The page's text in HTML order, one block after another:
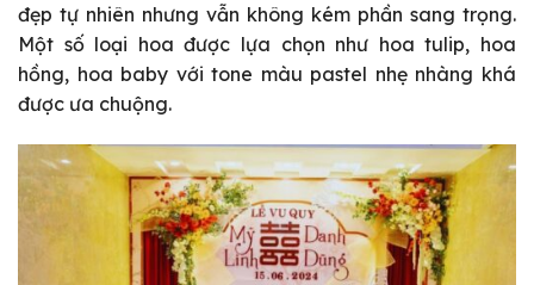
đẹp tự nhiên nhưng vẫn không kém phần sang trọng.
Một số loại hoa được lựa chọn như hoa tulip, hoa
hồng, hoa baby với tone màu pastel nhẹ nhàng khá
được ưa chuộng.